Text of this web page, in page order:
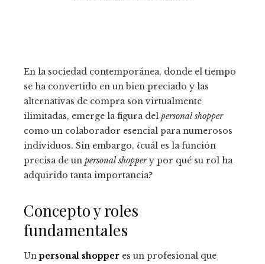
En la sociedad contemporánea, donde el tiempo
se ha convertido en un bien preciado y las
alternativas de compra son virtualmente
ilimitadas, emerge la figura del personal shopper
como un colaborador esencial para numerosos
individuos. Sin embargo, ¿cuál es la función
precisa de un personal shoppery por qué su rol ha
adquirido tanta importancia?
Concepto y roles
fundamentales
Unpersonal shopper es un profesional que